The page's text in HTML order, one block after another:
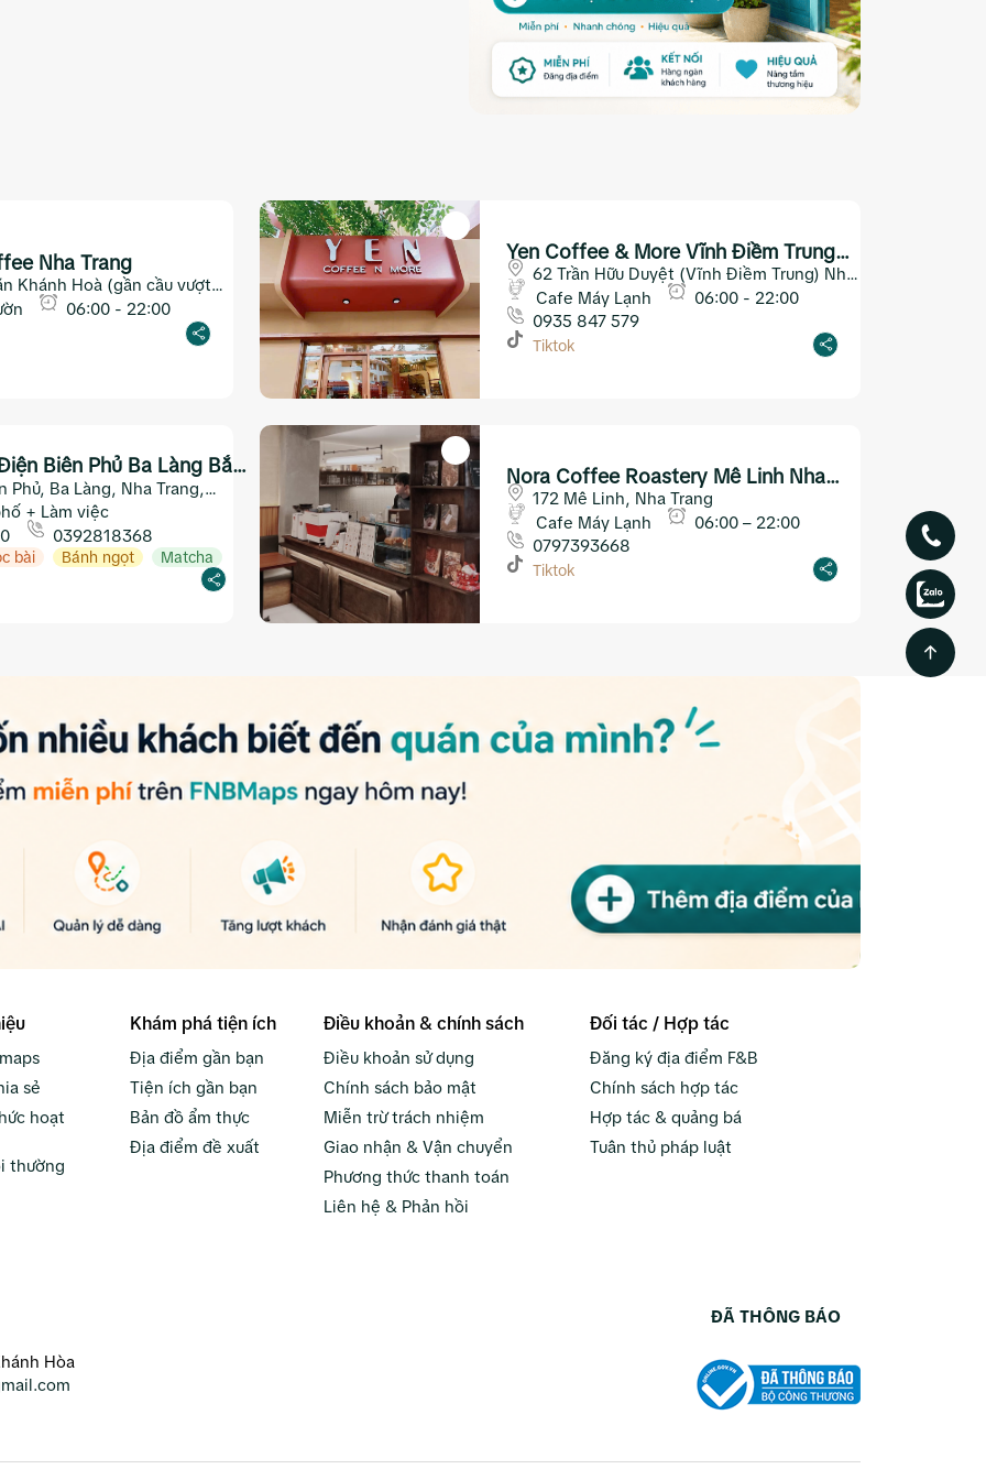
Nha Trang
Khánh Hoà (gần cầu vượt
Trang)06:00 - 22:00
Yen Coffee & More Vĩnh Điềm Trung
Nha Trang
62 Trần Hữu Duyệt (Vĩnh Điềm Trung) Nha
Trang
Cafe Máy Lạnh
06:00 - 22:00
0935 847 579
Tiktok
Biên Phủ Ba Làng Bắc
Phủ, Ba Làng, Nha Trang,
+ Làm việc
0392818368
bài Bánh ngọt
Matcha
Nora Coffee Roastery Mê Linh Nha
Trang172 Mê Linh, Nha Trang
Cafe Máy Lạnh
06:00 – 22:00
0797393668
Tiktok
sẻ
hoạt
thường
Khám phá tiện ích
Địa điểm gần bạn
Tiện ích gần bạn
Bản đồ ẩm thực
Địa điểm đề xuất
Điều khoản & chính sách
Điều khoản sử dụng
Chính sách bảo mật
Miễn trừ trách nhiệm
Giao nhận & Vận chuyển
Phương thức thanh toán
Liên hệ & Phản hồi
Đối tác / Hợp tác
Đăng ký địa điểm F&B
Chính sách hợp tác
Hợp tác & quảng bá
Tuân thủ pháp luật
Hòa
ĐÃ THÔNG BÁO